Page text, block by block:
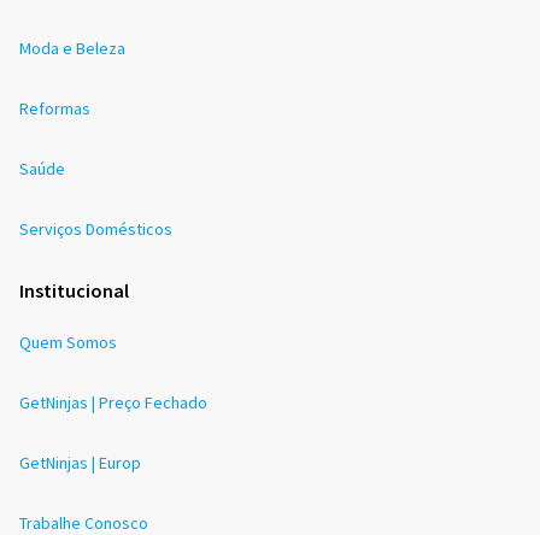
Moda e Beleza
Reformas
Saúde
Serviços Domésticos
Institucional
Quem Somos
GetNinjas | Preço Fechado
GetNinjas | Europ
Trabalhe Conosco